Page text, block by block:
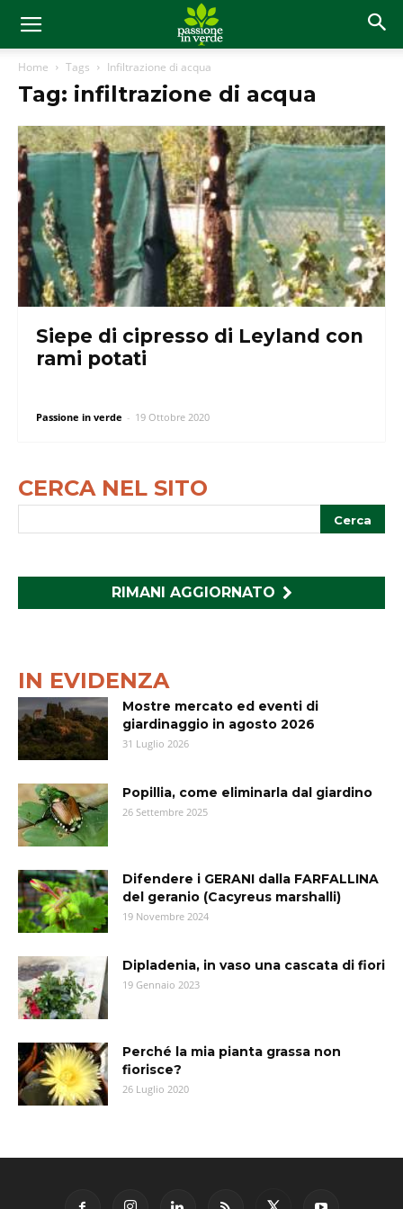
Home Tags Infiltrazione di acqua
Tag: infiltrazione di acqua
Siepe di cipresso di Leyland con
rami potati
Passione in verde - 19 Ottobre 2020
CERCA NEL SITO
RIMANI AGGIORNATO
IN EVIDENZA
Mostre mercato ed eventi di
giardinaggio in agosto 2026
31 Luglio 2026
Popillia, come eliminarla dal giardino
26 Settembre 2025
Difendere i GERANI dalla FARFALLINA
del geranio (Cacyreus marshalli)
19 Novembre 2024
Dipladenia, in vaso una cascata di fiori
19 Gennaio 2023
Perché la mia pianta grassa non
fiorisce?
26 Luglio 2020